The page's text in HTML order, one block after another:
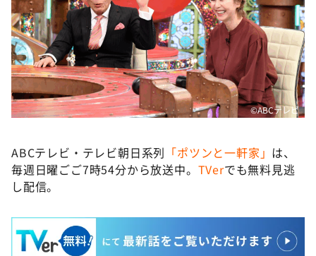
©ABCテレビ
ABCテレビ・テレビ朝日系列 「ポツンと一軒家」 は、
毎週日曜ごご7時54分から放送中。 TVerでも無料見逃
し配信。